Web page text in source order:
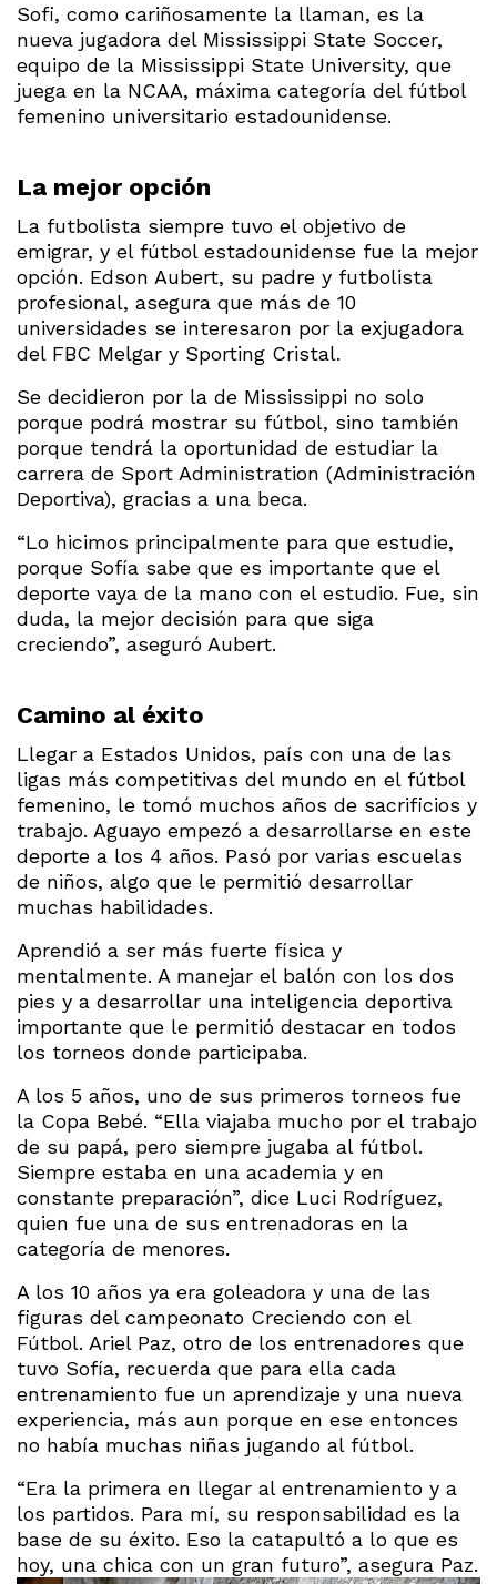
Sofi, como cariñosamente la llaman, es la
nueva jugadora del Mississippi State Soccer,
equipo de la Mississippi State University, que
juega en la NCAA, máxima categoría del fútbol
femenino universitario estadounidense.
La mejor opción
La futbolista siempre tuvo el objetivo de
emigrar, y el fútbol estadounidense fue la mejor
opción. Edson Aubert, su padre y futbolista
profesional, asegura que más de 10
universidades se interesaron por la exjugadora
del FBC Melgar y Sporting Cristal.
Se decidieron por la de Mississippi no solo
porque podrá mostrar su fútbol, sino también
porque tendrá la oportunidad de estudiar la
carrera de Sport Administration (Administración
Deportiva), gracias a una beca.
“Lo hicimos principalmente para que estudie,
porque Sofía sabe que es importante que el
deporte vaya de la mano con el estudio. Fue, sin
duda, la mejor decisión para que siga
creciendo”, aseguró Aubert.
Camino al éxito
Llegar a Estados Unidos, país con una de las
ligas más competitivas del mundo en el fútbol
femenino, le tomó muchos años de sacrificios y
trabajo. Aguayo empezó a desarrollarse en este
deporte a los 4 años. Pasó por varias escuelas
de niños, algo que le permitió desarrollar
muchas habilidades.
Aprendió a ser más fuerte física y
mentalmente. A manejar el balón con los dos
pies y a desarrollar una inteligencia deportiva
importante que le permitió destacar en todos
los torneos donde participaba.
A los 5 años, uno de sus primeros torneos fue
la Copa Bebé. “Ella viajaba mucho por el trabajo
de su papá, pero siempre jugaba al fútbol.
Siempre estaba en una academia y en
constante preparación”, dice Luci Rodríguez,
quien fue una de sus entrenadoras en la
categoría de menores.
A los 10 años ya era goleadora y una de las
figuras del campeonato Creciendo con el
Fútbol. Ariel Paz, otro de los entrenadores que
tuvo Sofía, recuerda que para ella cada
entrenamiento fue un aprendizaje y una nueva
experiencia, más aun porque en ese entonces
no había muchas niñas jugando al fútbol.
“Era la primera en llegar al entrenamiento y a
los partidos. Para mí, su responsabilidad es la
base de su éxito. Eso la catapultó a lo que es
hoy, una chica con un gran futuro”, asegura Paz.